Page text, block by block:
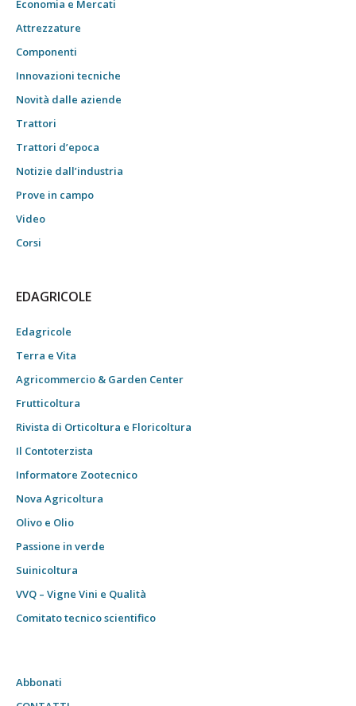
Economia e Mercati
Attrezzature
Componenti
Innovazioni tecniche
Novità dalle aziende
Trattori
Trattori d’epoca
Notizie dall’industria
Prove in campo
Video
Corsi
EDAGRICOLE
Edagricole
Terra e Vita
Agricommercio & Garden Center
Frutticoltura
Rivista di Orticoltura e Floricoltura
Il Contoterzista
Informatore Zootecnico
Nova Agricoltura
Olivo e Olio
Passione in verde
Suinicoltura
VVQ – Vigne Vini e Qualità
Comitato tecnico scientifico
Abbonati